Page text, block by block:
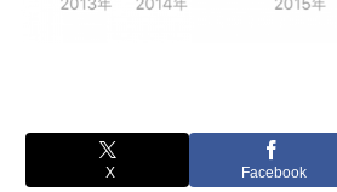
X Facebook